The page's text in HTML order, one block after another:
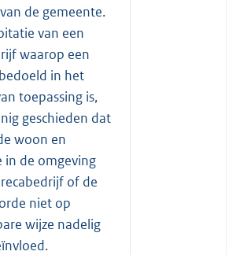
de gemeente.
van een
waarop een
in het
toepassing is,
geschieden dat
woon en
in de omgeving
of de
niet op
wijze nadelig